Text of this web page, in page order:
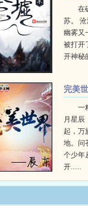
在
苏。
幽雾又
被打开
开神
完美
一
月星辰
起，万
地。问
个少年
开......